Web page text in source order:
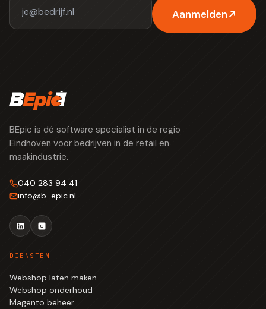
Aanmelden
BEpic is dé software specialist in de regio
Eindhoven voor bedrijven in de retail en
maakindustrie.
040 283 94 41
info@b-epic.nl
DIENSTEN
Webshop laten maken
Webshop onderhoud
Magento beheer